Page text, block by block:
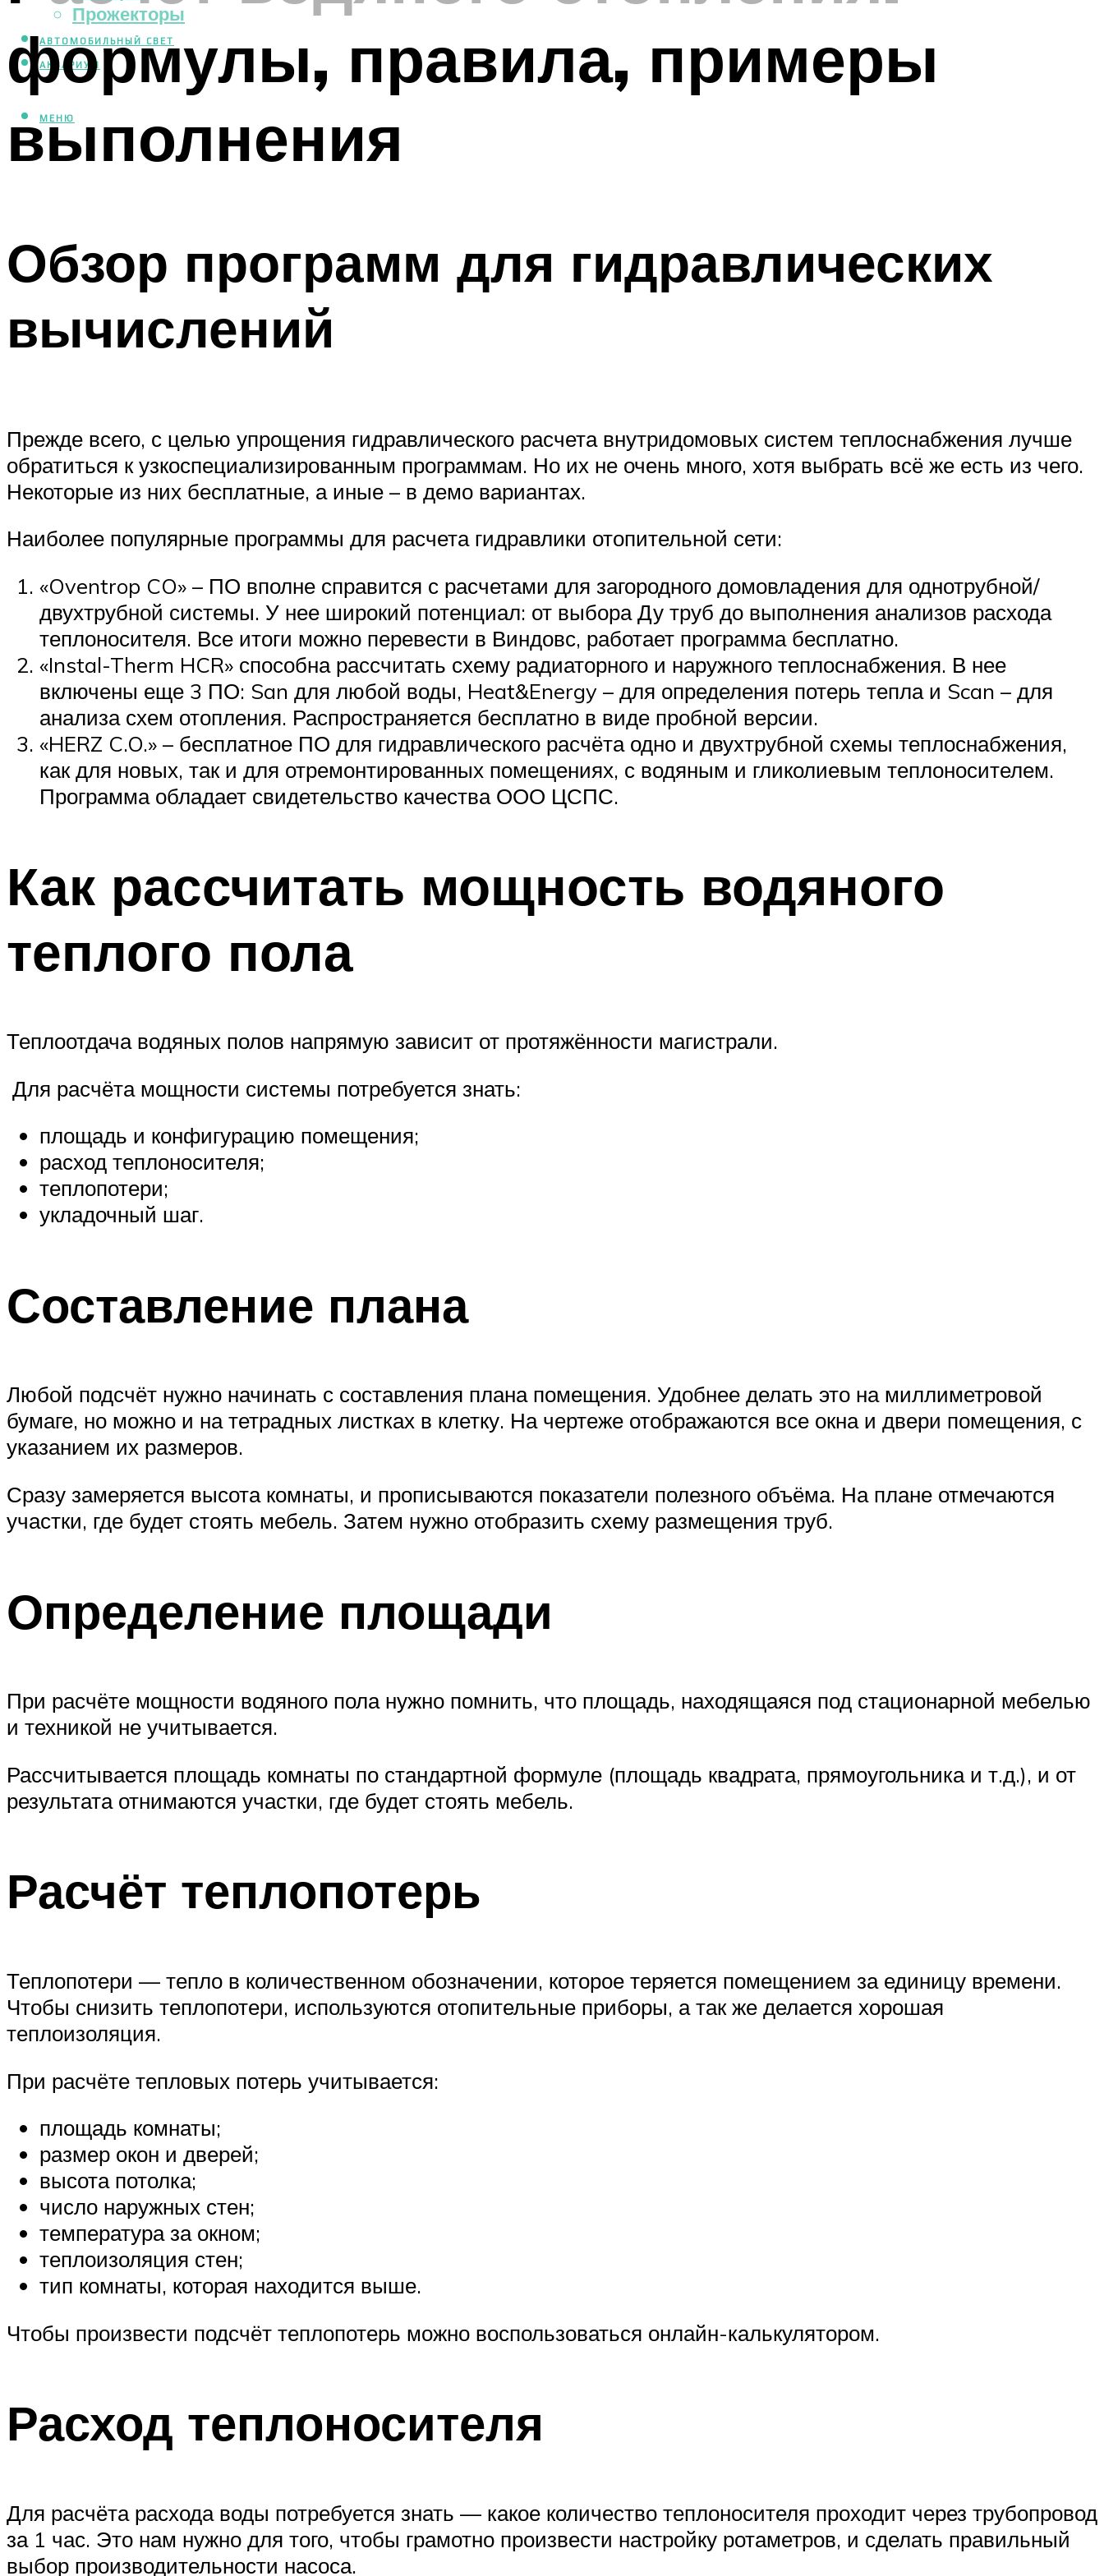
Прожекторы
АВТОМОБИЛЬНЫЙ СВЕТ
АКВАРИУМ
МЕНЮ
формулы, правила, примеры
выполнения
Обзор программ для гидравлических
вычислений
Прежде всего, с целью упрощения гидравлического расчета внутридомовых систем теплоснабжения лучше
обратиться к узкоспециализированным программам. Но их не очень много, хотя выбрать всё же есть из чего.
Некоторые из них бесплатные, а иные – в демо вариантах.
Наиболее популярные программы для расчета гидравлики отопительной сети:
«Oventrop CO» – ПО вполне справится с расчетами для загородного домовладения для однотрубной/
двухтрубной системы. У нее широкий потенциал: от выбора Ду труб до выполнения анализов расхода
теплоносителя. Все итоги можно перевести в Виндовс, работает программа бесплатно.
«Instal-Therm HCR» способна рассчитать схему радиаторного и наружного теплоснабжения. В нее
включены еще 3 ПО: San для любой воды, Heat&Energy – для определения потерь тепла и Scan – для
анализа схем отопления. Распространяется бесплатно в виде пробной версии.
«HERZ C.O.» – бесплатное ПО для гидравлического расчёта одно и двухтрубной схемы теплоснабжения,
как для новых, так и для отремонтированных помещениях, с водяным и гликолиевым теплоносителем.
Программа обладает свидетельство качества ООО ЦСПС.
Как рассчитать мощность водяного
теплого пола
Теплоотдача водяных полов напрямую зависит от протяжённости магистрали.
Для расчёта мощности системы потребуется знать:
площадь и конфигурацию помещения;
расход теплоносителя;
теплопотери;
укладочный шаг.
Составление плана
Любой подсчёт нужно начинать с составления плана помещения. Удобнее делать это на миллиметровой
бумаге, но можно и на тетрадных листках в клетку. На чертеже отображаются все окна и двери помещения, с
указанием их размеров.
Сразу замеряется высота комнаты, и прописываются показатели полезного объёма. На плане отмечаются
участки, где будет стоять мебель. Затем нужно отобразить схему размещения труб.
Определение площади
При расчёте мощности водяного пола нужно помнить, что площадь, находящаяся под стационарной мебелью
и техникой не учитывается.
Рассчитывается площадь комнаты по стандартной формуле (площадь квадрата, прямоугольника и т.д.), и от
результата отнимаются участки, где будет стоять мебель.
Расчёт теплопотерь
Теплопотери — тепло в количественном обозначении, которое теряется помещением за единицу времени.
Чтобы снизить теплопотери, используются отопительные приборы, а так же делается хорошая
теплоизоляция.
При расчёте тепловых потерь учитывается:
площадь комнаты;
размер окон и дверей;
высота потолка;
число наружных стен;
температура за окном;
теплоизоляция стен;
тип комнаты, которая находится выше.
Чтобы произвести подсчёт теплопотерь можно воспользоваться онлайн-калькулятором.
Расход теплоносителя
Для расчёта расхода воды потребуется знать — какое количество теплоносителя проходит через трубопровод
за 1 час. Это нам нужно для того, чтобы грамотно произвести настройку ротаметров, и сделать правильный
выбор производительности насоса.